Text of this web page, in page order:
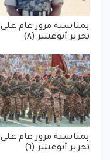
بمناسبة مرور عام على
تحرير أبوعشر (٨)
بمناسبة مرور عام على
تحرير أبوعشر (٦)